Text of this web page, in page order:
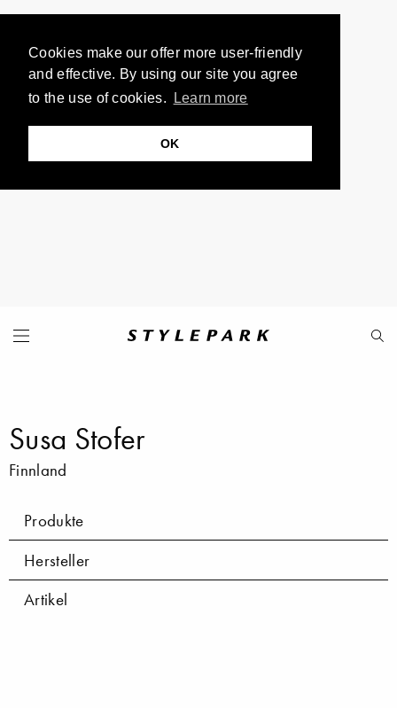
Cookies make our offer more user-friendly
and effective. By using our site you agree
to the use of cookies.
Learn more
OK
Susa Stofer
Finnland
Produkte
Hersteller
Artikel